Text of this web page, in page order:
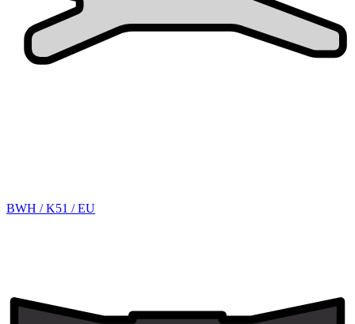
BWH / K51 / EU